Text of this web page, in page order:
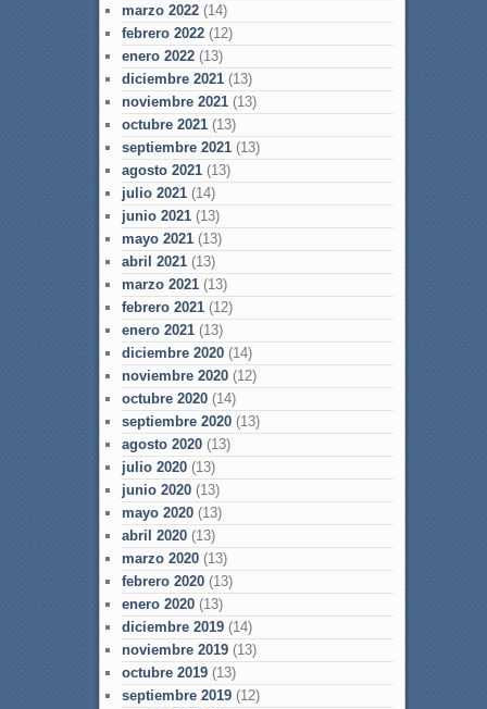
marzo 2022(14)
febrero 2022(12)
enero 2022(13)
diciembre 2021(13)
noviembre 2021(13)
octubre 2021(13)
septiembre 2021(13)
agosto 2021(13)
julio 2021(14)
junio 2021(13)
mayo 2021(13)
abril 2021(13)
marzo 2021(13)
febrero 2021(12)
enero 2021(13)
diciembre 2020(14)
noviembre 2020(12)
octubre 2020(14)
septiembre 2020(13)
agosto 2020(13)
julio 2020(13)
junio 2020(13)
mayo 2020(13)
abril 2020(13)
marzo 2020(13)
febrero 2020(13)
enero 2020(13)
diciembre 2019(14)
noviembre 2019(13)
octubre 2019(13)
septiembre 2019(12)